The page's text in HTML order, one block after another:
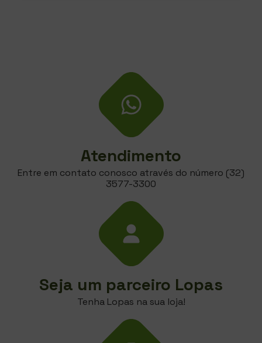
Atendimento
Entre em contato conosco através do número (32)
3577-3300
Seja um parceiro Lopas
Tenha Lopas na sua loja!